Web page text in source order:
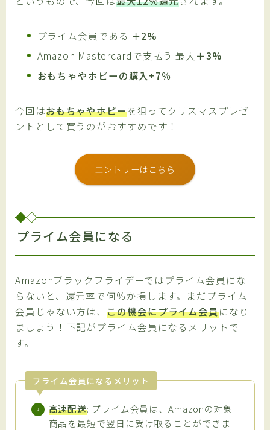
プライム会員である ＋2%
Amazon Mastercardで支払う 最大＋3%
おもちゃやホビーの購入+7％
今回はおもちゃやホビーを狙ってクリスマスプレゼ
ントとして買うのがおすすめです！
エントリーはこちら
プライム会員になる
Amazonブラックフライデーではプライム会員にな
らないと、還元率で何％か損します。まだプライム
会員じゃない方は、この機会にプライム会員になり
ましょう！下記がプライム会員になるメリットで
す。
プライム会員になるメリット
高速配送: プライム会員は、Amazonの対象
商品を最短で翌日に受け取ることができま